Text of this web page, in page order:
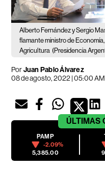
Alberto Fernández y Sergio
flamante ministro de
Agricultura (Presidencia
PorJuan Pablo Álvarez
08 de agosto, 2022 | 05:00 AM
ÚLTIMAS
PAMP
-2.09%
5,385.00